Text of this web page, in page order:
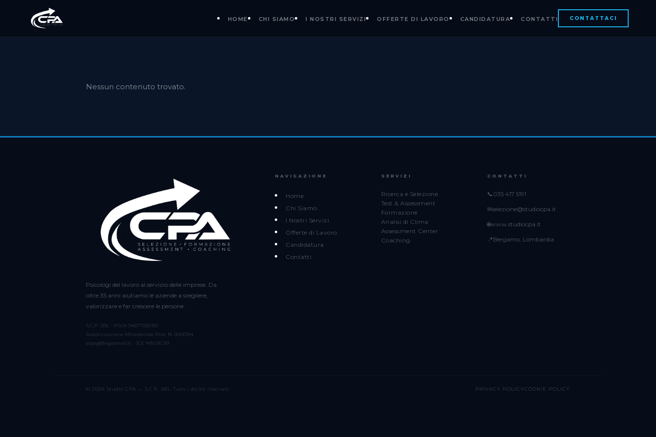
HOME CHI SIAMO I NOSTRI SERVIZI OFFERTE DI LAVORO CANDIDATURA CONTATTI CONTATTACI
Nessun contenuto trovato.
Psicologi del lavoro al servizio delle imprese. Da
oltre 35 anni aiutiamo le aziende a scegliere,
valorizzare e far crescere le persone.
S.C.P. SRL · P.IVA 04677000161
Autorizzazione Ministeriale Prot. N. 0000154
scpsy@legalmail.it · SDI: M5UXCR1
NAVIGAZIONE
Home
Chi Siamo
I Nostri Servizi
Offerte di Lavoro
Candidatura
Contatti
SERVIZI
Ricerca e Selezione
Test & Assessment
Formazione
Analisi di Clima
Assessment Center
Coaching
CONTATTI
📞035 417 5191
✉selezione@studiocpa.it
🌐www.studiocpa.it
📍Bergamo, Lombardia
© 2026 Studio CPA — S.C.P. SRL. Tutti i diritti riservati. PRIVACY POLICYCOOKIE POLICY